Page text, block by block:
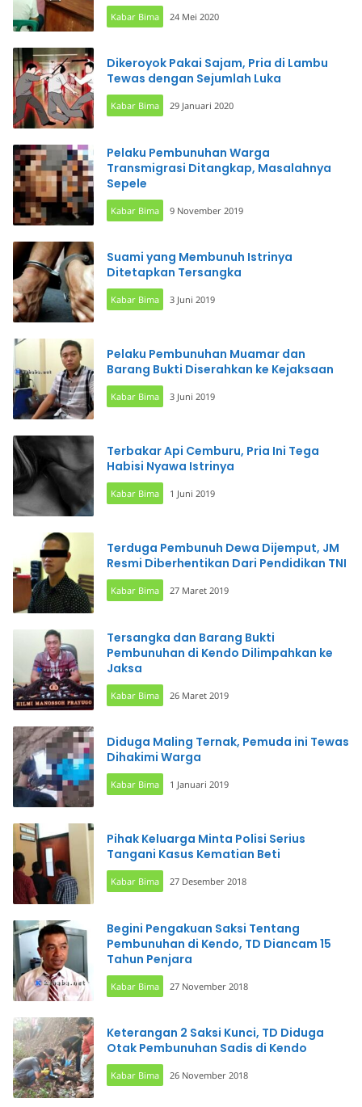
Kabar Bima 24 Mei 2020
Dikeroyok Pakai Sajam, Pria di Lambu
Tewas dengan Sejumlah Luka
Kabar Bima 29 Januari 2020
Pelaku Pembunuhan Warga
Transmigrasi Ditangkap, Masalahnya
Sepele
Kabar Bima 9 November 2019
Suami yang Membunuh Istrinya
Ditetapkan Tersangka
Kabar Bima 3 Juni 2019
Pelaku Pembunuhan Muamar dan
Barang Bukti Diserahkan ke Kejaksaan
Kabar Bima 3 Juni 2019
Terbakar Api Cemburu, Pria Ini Tega
Habisi Nyawa Istrinya
Kabar Bima 1 Juni 2019
Terduga Pembunuh Dewa Dijemput, JM
Resmi Diberhentikan Dari Pendidikan TNI
Kabar Bima 27 Maret 2019
Tersangka dan Barang Bukti
Pembunuhan di Kendo Dilimpahkan ke
Jaksa
Kabar Bima 26 Maret 2019
Diduga Maling Ternak, Pemuda ini Tewas
Dihakimi Warga
Kabar Bima 1 Januari 2019
Pihak Keluarga Minta Polisi Serius
Tangani Kasus Kematian Beti
Kabar Bima 27 Desember 2018
Begini Pengakuan Saksi Tentang
Pembunuhan di Kendo, TD Diancam 15
Tahun Penjara
Kabar Bima 27 November 2018
Keterangan 2 Saksi Kunci, TD Diduga
Otak Pembunuhan Sadis di Kendo
Kabar Bima 26 November 2018